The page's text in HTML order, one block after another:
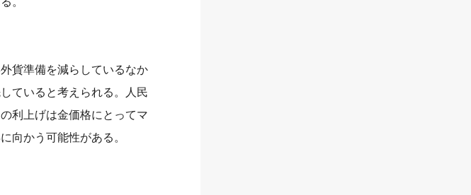
貨準備を減らしているなか
ていると考えられる。人民
利上げは金価格にとってマ
向かう可能性がある。